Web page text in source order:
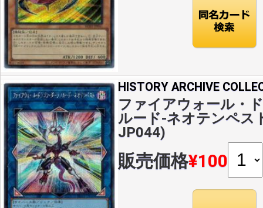
HISTORY ARCHIVE
ファイアウォール・
ルード-ネオテンペス
JP044)
販売価格¥100